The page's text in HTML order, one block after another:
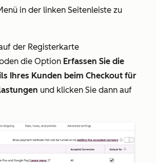
in der linken Seitenleiste zu
der Registerkarte
die Option Erfassen Sie die
Ihres Kunden beim Checkout für
und klicken Sie dann auf